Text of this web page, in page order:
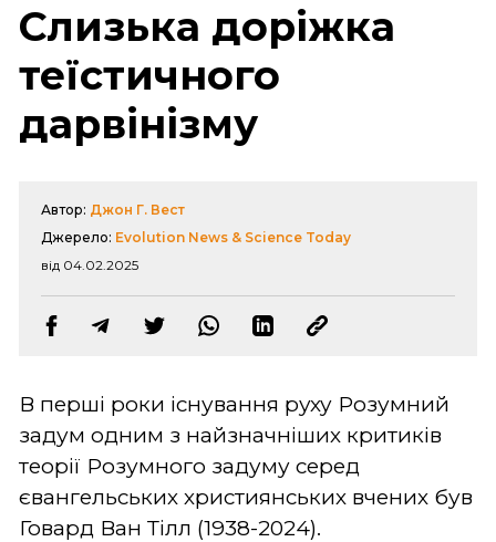
Слизька доріжка
теїстичного
дарвінізму
Автор: Джон Г. Вест
Джерело: Evolution News & Science Today
від 04.02.2025
В перші роки існування руху Розумний
задум одним з найзначніших критиків
теорії Розумного задуму серед
євангельських християнських вчених був
Говард Ван Тілл (1938-2024).